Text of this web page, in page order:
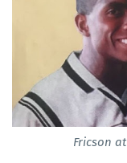
Fricson